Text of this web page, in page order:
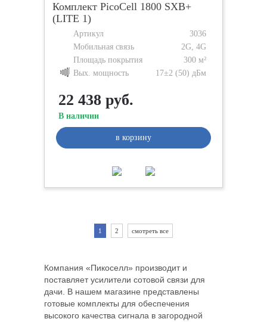
Комплект PicoCell 1800 SXB+
(LITE 1)
Артикул
3036
Мобильная связь
2G, 4G
Площадь покрытия
300 м²
Вых. мощность
17±2 (50) дБм
22 438 руб.
В наличии
в корзину
1 2 смотреть все
Компания «Пикоселл» производит и
поставляет усилители сотовой связи для
дачи. В нашем магазине представлены
готовые комплекты для обеспечения
высокого качества сигнала в загородной